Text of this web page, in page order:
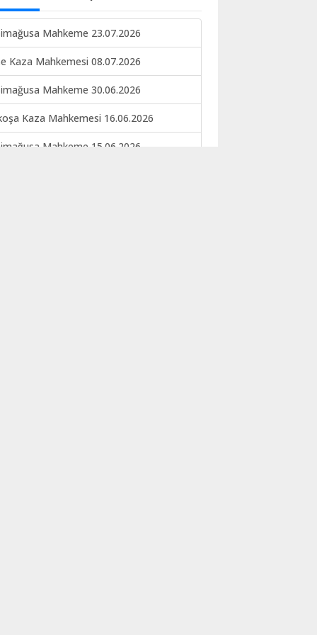
Mahkeme 23.07.2026
Kaza Mahkemesi 08.07.2026
Mahkeme 30.06.2026
Kaza Mahkemesi 16.06.2026
Mahkeme 15.06.2026